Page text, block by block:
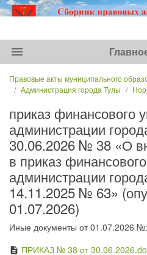
menu
Правовые акты муниципального
Администрация города Тулы
приказ финансового
администрации
30.06.2026 № 38 «О
в приказ
администрации
14.11.2025 № 63»
01.07.2026)
Иные документы от 01.07.2026
description ПРИКАЗ № 38 от